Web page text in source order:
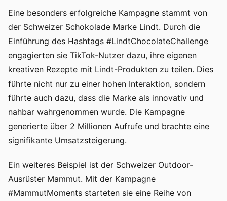
Eine besonders erfolgreiche Kampagne stammt von
der Schweizer Schokolade Marke Lindt. Durch die
Einführung des Hashtags #LindtChocolateChallenge
engagierten sie TikTok-Nutzer dazu, ihre eigenen
kreativen Rezepte mit Lindt-Produkten zu teilen. Dies
führte nicht nur zu einer hohen Interaktion, sondern
führte auch dazu, dass die Marke als innovativ und
nahbar wahrgenommen wurde. Die Kampagne
generierte über 2 Millionen Aufrufe und brachte eine
signifikante Umsatzsteigerung.
Ein weiteres Beispiel ist der Schweizer Outdoor-
Ausrüster Mammut. Mit der Kampagne
#MammutMoments starteten sie eine Reihe von